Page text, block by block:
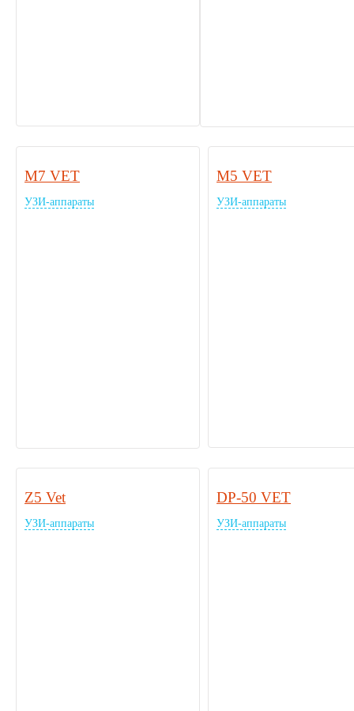
M7 VET
УЗИ-аппараты
М5 VET
УЗИ-аппараты
Z5 Vet
УЗИ-аппараты
DP-50 VET
УЗИ-аппараты